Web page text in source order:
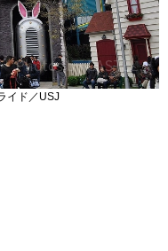
イド／USJ